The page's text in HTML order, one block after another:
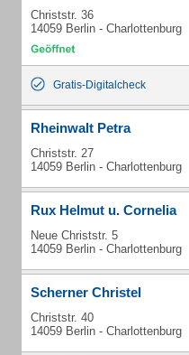
Christstr. 36
14059 Berlin - Charlottenburg
Gratis-Digitalcheck
Rheinwalt Petra
Christstr. 27
14059 Berlin - Charlottenburg
Rux Helmut u. Cornelia
Neue Christstr. 5
14059 Berlin - Charlottenburg
Scherner Christel
Christstr. 40
14059 Berlin - Charlottenburg